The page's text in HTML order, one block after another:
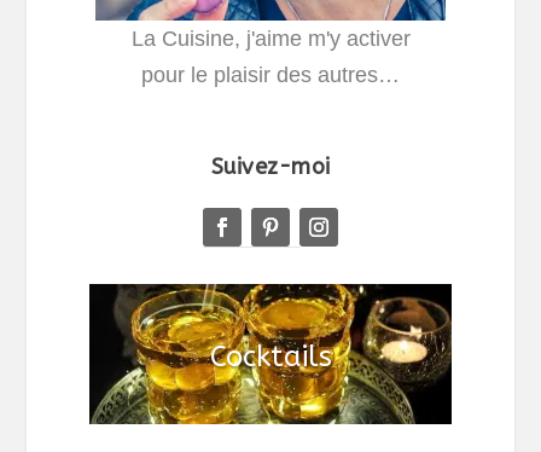
La Cuisine, j'aime m'y activer
pour le plaisir des autres…
Suivez-moi